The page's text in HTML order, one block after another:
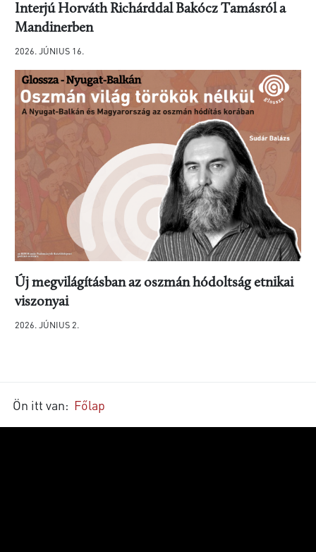
Interjú Horváth Richárddal Bakócz Tamásról a
Mandinerben
2026. JÚNIUS 16.
Új megvilágításban az oszmán hódoltság etnikai
viszonyai
2026. JÚNIUS 2.
Ön itt van: Főlap